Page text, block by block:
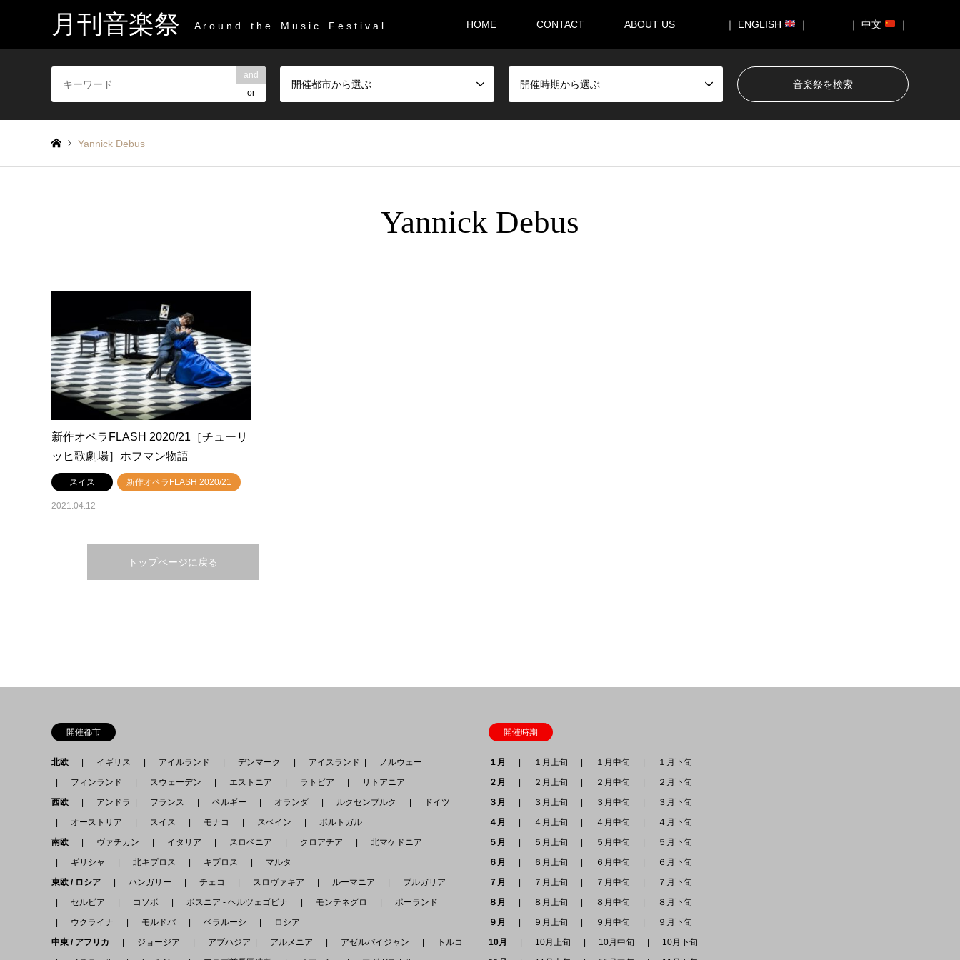
月刊音楽祭 A r o u n d t h e M u s i c F e s t i v a l HOME CONTACT ABOUT US ｜ ENGLISH ｜ ｜ 中文 ｜
and
or
開催都市から選ぶ 開催時期から選ぶ
Yannick Debus
Yannick Debus
新作オペラFLASH 2020/21［チューリ
ッヒ歌劇場］ホフマン物語
スイス 新作オペラFLASH 2020/21
2021.04.12
トップページに戻る
開催都市
北欧 イギリス アイルランド デンマーク アイスランド
ノルウェー
フィンランド
スウェーデン エストニア ラトビア
リトアニア
西欧
アンドラ フランス ベルギー オランダ ルクセンブルク
ドイツ
オーストリア
スイス モナコ スペイン
ポルトガル
南欧
ヴァチカン イタリア スロベニア クロアチア
北マケドニア
ギリシャ
北キプロス キプロス
マルタ
東欧 / ロシア
ハンガリー チェコ スロヴァキア ルーマニア
ブルガリア
セルビア
コソボ ボスニア - ヘルツェゴビナ モンテネグロ
ポーランド
ウクライナ
モルドバ ベラルーシ
ロシア
中東 / アフリカ
ジョージア アブハジア アルメニア アゼルバイジャン
トルコ
開催時期
１月 １月上旬 １月中旬
１月下旬
２月
２月上旬 ２月中旬
２月下旬
３月
３月上旬 ３月中旬
３月下旬
４月
４月上旬 ４月中旬
４月下旬
５月
５月上旬 ５月中旬
５月下旬
６月
６月上旬 ６月中旬
６月下旬
７月
７月上旬 ７月中旬
７月下旬
８月
８月上旬 ８月中旬
８月下旬
９月
９月上旬 ９月中旬
９月下旬
10月
10月上旬 10月中旬
10月下旬